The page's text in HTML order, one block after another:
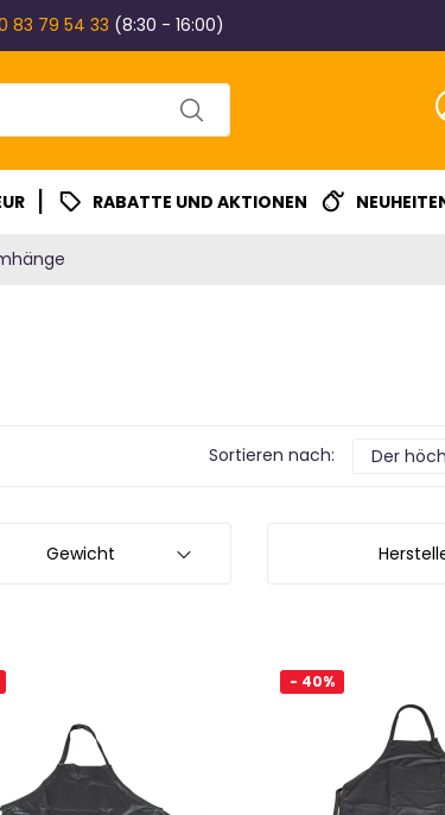
83 79 54 33 (8:30 - 16:00)
| RABATTE UND AKTIONEN
Sortieren nach:
Gewicht
- 40%